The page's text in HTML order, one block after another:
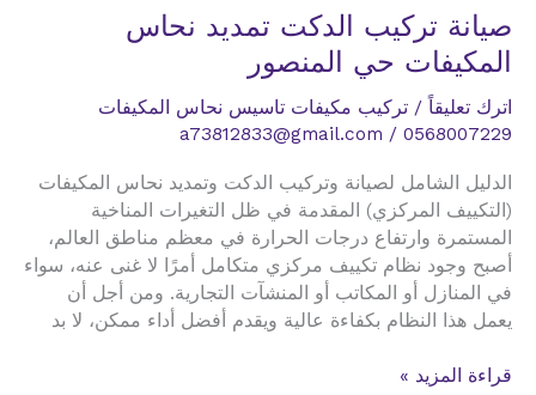
صيانة تركيب الدكت تمديد نحاس
المكيفات حي المنصور
اترك تعليقاً / تركيب مكيفات تاسيس نحاس المكيفات
0568007229
/
a73812833@gmail.com
الدليل الشامل لصيانة وتركيب الدكت وتمديد نحاس المكيفات
(التكييف المركزي) المقدمة في ظل التغيرات المناخية
المستمرة وارتفاع درجات الحرارة في معظم مناطق العالم،
أصبح وجود نظام تكييف مركزي متكامل أمرًا لا غنى عنه، سواء
في المنازل أو المكاتب أو المنشآت التجارية. ومن أجل أن
يعمل هذا النظام بكفاءة عالية ويقدم أفضل أداء ممكن، لا بد
صيانة
قراءة المزيد »